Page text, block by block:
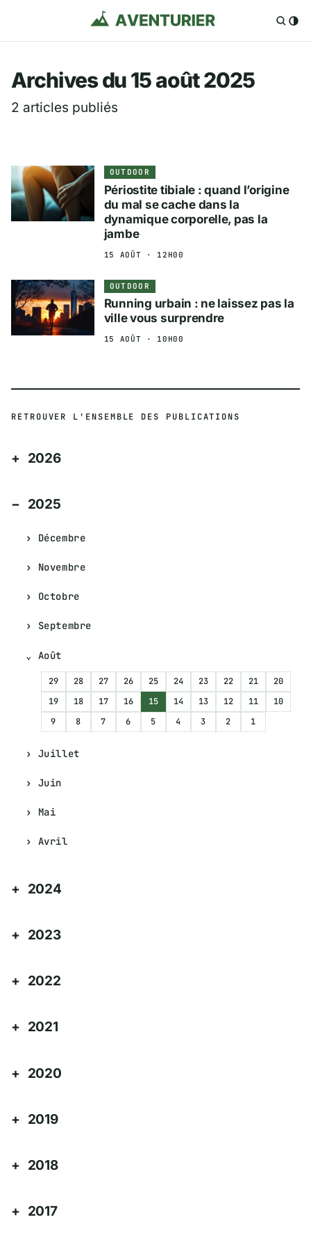
Aventurier.fr —
Archives du 15 août 2025
2 articles publiés
OUTDOOR
Périostite tibiale : quand l’origine
du mal se cache dans la
dynamique corporelle, pas la
jambe
15 AOÛT · 12H00
OUTDOOR
Running urbain : ne laissez pas la
ville vous surprendre
15 AOÛT · 10H00
RETROUVER L'ENSEMBLE DES PUBLICATIONS
2026
2025
Décembre
Novembre
Octobre
Septembre
Août
29 28 27 26 25 24 23 22 21
20
19
18 17 16 15 14 13 12 11
10
9
8 7 6 5 4 3 2 1
Juillet
Juin
Mai
Avril
2024
2023
2022
2021
2020
2019
2018
2017